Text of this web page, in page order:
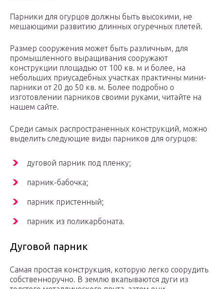
Парники для огурцов должны быть высокими, не
мешающими развитию длинных огуречных плетей.
Размер сооружения может быть различным, для
промышленного выращивания сооружают
конструкции площадью от 100 кв. м и более, на
небольших приусадебных участках практичны мини-
парники от 20 до 50 кв. м. Более подробно о
изготовлении парников своими руками, читайте на
нашем сайте.
Среди самых распространенных конструкций, можно
выделить следующие виды парников для огурцов:
дуговой парник под пленку;
парник-бабочка;
парник пристенный;
парник из поликарбоната.
Дуговой парник
Самая простая конструкция, которую легко соорудить
собственноручно. В землю вкапываются дуги из